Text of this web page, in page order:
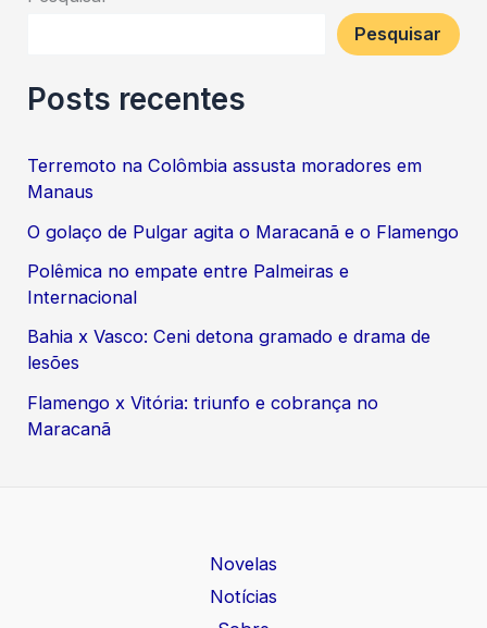
Pesquisar
Posts recentes
Terremoto na Colômbia assusta moradores em
Manaus
O golaço de Pulgar agita o Maracanã e o Flamengo
Polêmica no empate entre Palmeiras e
Internacional
Bahia x Vasco: Ceni detona gramado e drama de
lesões
Flamengo x Vitória: triunfo e cobrança no
Maracanã
Novelas
Notícias